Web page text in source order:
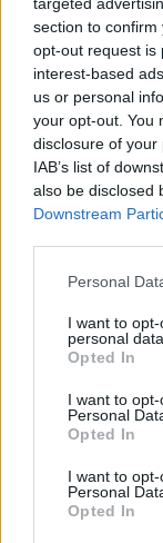
section to
opt-out request is
interest-based
us or personal
your opt-out. You
disclosure of
IAB’s list of
also be disclosed
Downstream
Please note that
not limited to
grant or deny
use your data for
consent section.
Personal
I want to
personal data.
Opted In
I want to
Personal
Opted In
I want to
Personal
Opted In
Na prireditvi je
Čebulz Raven
naGlasbeni šoli
odločila
danes pa ji
šestih letih
je izjemno
ustvarja, je
6. razred baleta
je Blaž Pucihar.